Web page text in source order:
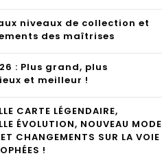
niveaux de collection et
des maîtrises
: Plus grand, plus
et meilleur !
CARTE LÉGENDAIRE,
ÉVOLUTION, NOUVEAU MODE
CHANGEMENTS SUR LA VOIE
!